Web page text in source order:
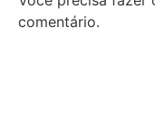
comentário.